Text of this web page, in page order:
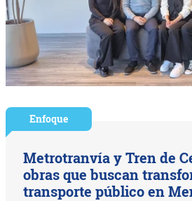
Enfoque
Metrotranvía y Tren de
obras que buscan
transporte público en